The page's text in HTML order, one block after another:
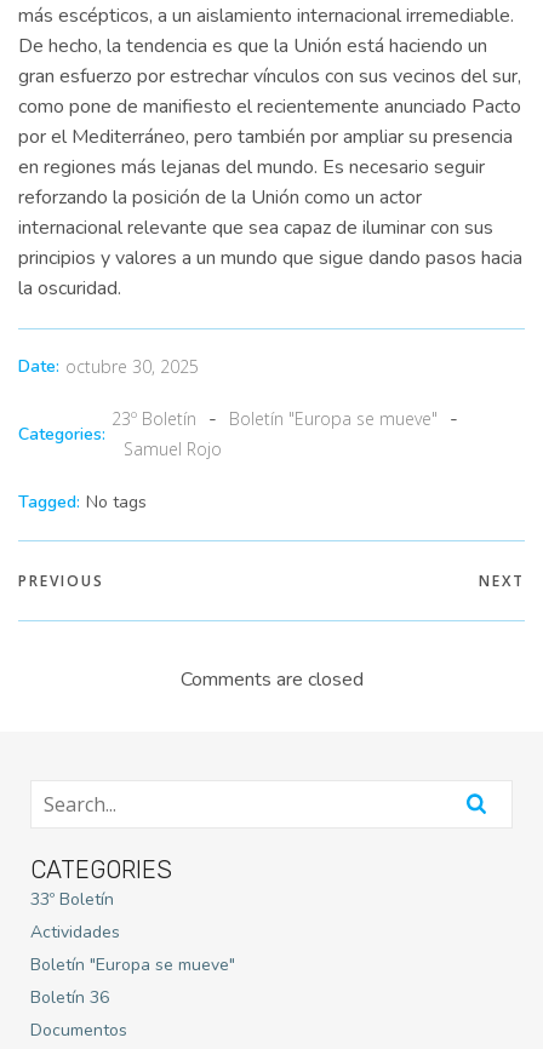
más escépticos, a un aislamiento internacional irremediable.
De hecho, la tendencia es que la Unión está haciendo un
gran esfuerzo por estrechar vínculos con sus vecinos del sur,
como pone de manifiesto el recientemente anunciado Pacto
por el Mediterráneo, pero también por ampliar su presencia
en regiones más lejanas del mundo. Es necesario seguir
reforzando la posición de la Unión como un actor
internacional relevante que sea capaz de iluminar con sus
principios y valores a un mundo que sigue dando pasos hacia
la oscuridad.
Date: octubre 30, 2025
Categories:
23º Boletín - Boletín "Europa se mueve" -
Samuel Rojo
Tagged: No tags
PREVIOUS NEXT
Comments are closed
CATEGORIES
33º Boletín
Actividades
Boletín "Europa se mueve"
Boletín 36
Documentos